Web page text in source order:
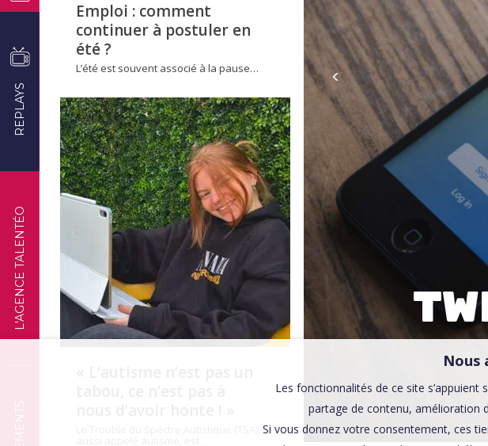
L'AGENCE TALENTÉO
REPLAYS
Emploi : comment
continuer à postuler en
été ?
L’été est souvent associé à la pause…
TÉMOIGNAGES
Affaires sensibles
Nous
Les fonctionnalités de ce site s’appuient
partage de contenu, amélioration
Si vous donnez votre consentement, ces